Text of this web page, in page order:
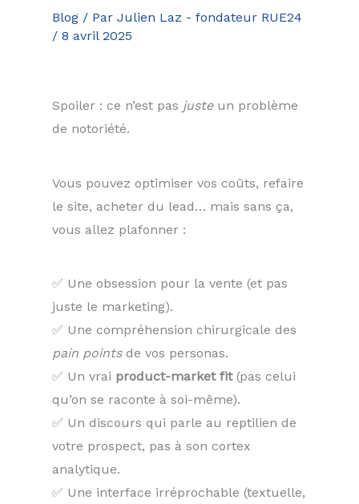
Blog / Par Julien Laz - fondateur RUE24
/ 8 avril 2025
Spoiler : ce n’est pas justeun problème
de notoriété.
Vous pouvez optimiser vos coûts, refaire
le site, acheter du lead… mais sans ça,
vous allez plafonner :
✅ Une obsession pour la vente (et pas
juste le marketing).
✅ Une compréhension chirurgicale des
pain pointsde vos personas.
✅ Un vrai product-market fit(pas celui
qu’on se raconte à soi-même).
✅ Un discours qui parle au reptilien de
votre prospect, pas à son cortex
analytique.
✅ Une interface irréprochable (textuelle,